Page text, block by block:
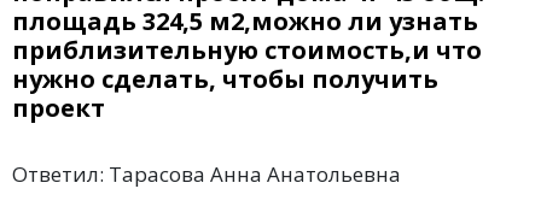
площадь 324,5 м2,можно ли узнать
приблизительную стоимость,и что
нужно сделать, чтобы получить
проект
Ответил: Тарасова Анна Анатольевна